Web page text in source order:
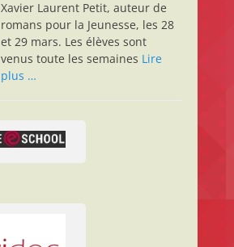
Xavier Laurent Petit, auteur de
romans pour la Jeunesse, les 28
et 29 mars. Les élèves sont
venus toute les semaines Lire
plus …